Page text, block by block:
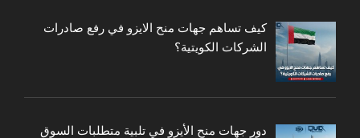
كيف تساهم جهات منح الايزو في رفع صادرات
الشركات الكويتية؟
دور جهات منح الأيزو في تلبية متطلبات السوق